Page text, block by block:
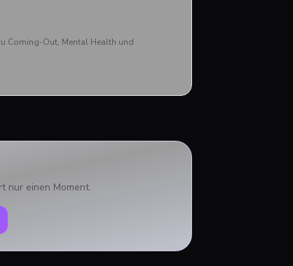
Coming-Out, Mental Health und
nur einen Moment.